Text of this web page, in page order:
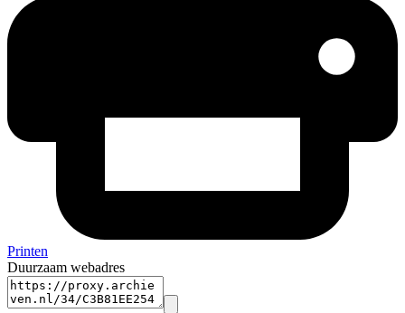
Printen
Duurzaam webadres